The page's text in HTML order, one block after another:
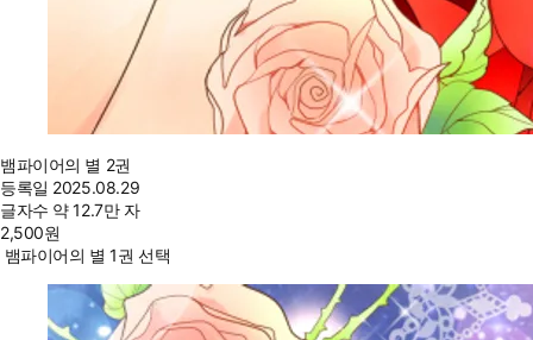
뱀파이어의 별 2권
등록일 2025.08.29
글자수 약 12.7만 자
2,500원
뱀파이어의 별 1권 선택